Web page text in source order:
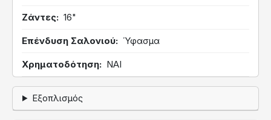
Ζάντες 16"
Επένδυση Σαλονιού Ύφασμα
Χρηματοδότηση ΝΑΙ
Εξοπλισμός